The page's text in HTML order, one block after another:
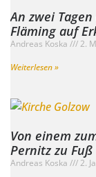
An zwei
Fläming auf
Andreas Koska 2.
Weiterlesen »
Von einem
Pernitz zu Fuß
Andreas Koska 2.